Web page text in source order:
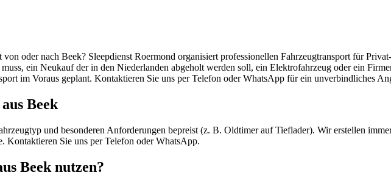
von oder nach Beek? Sleepdienst Roermond organisiert professionellen Fahrzeugtransport für
ein Neukauf der in den Niederlanden abgeholt werden soll, ein Elektrofahrzeug oder ein
im Voraus geplant. Kontaktieren Sie uns per Telefon oder WhatsApp für ein unverbindliches
Beek
und besonderen Anforderungen bepreist (z. B. Oldtimer auf Tieflader). Wir erstellen
Kontaktieren Sie uns per Telefon oder WhatsApp.
Beek nutzen?